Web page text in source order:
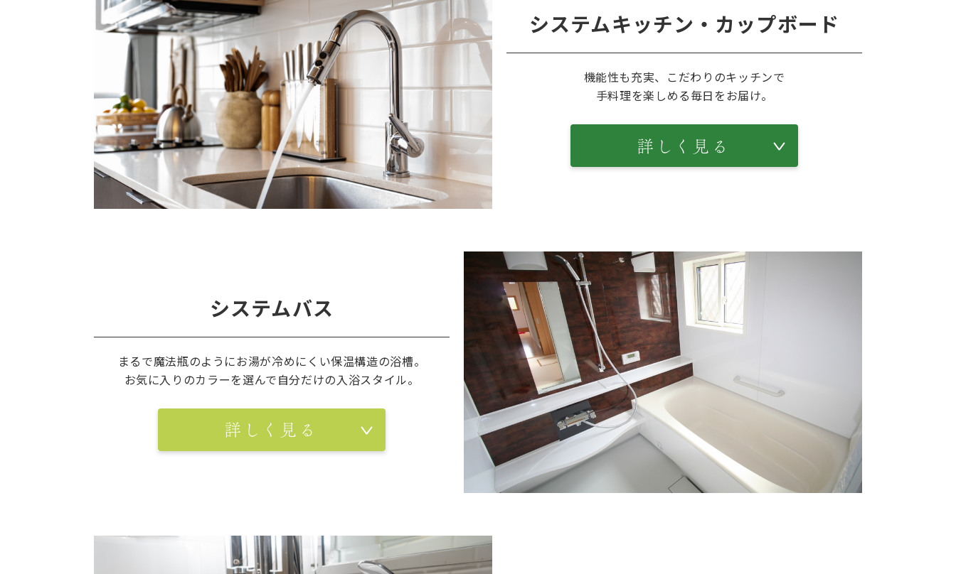
システムキッチン・カップボード
機能性も充実、こだわりのキッチンで
手料理を楽しめる毎日をお届け。
システムバス
まるで魔法瓶のようにお湯が冷めにくい保温構造の浴槽。
お気に入りのカラーを選んで自分だけの入浴スタイル。